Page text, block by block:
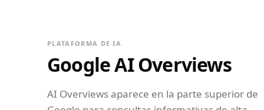
PLATAFORMA DE IA
Google AI Overviews
AI Overviews aparece en la parte superior de